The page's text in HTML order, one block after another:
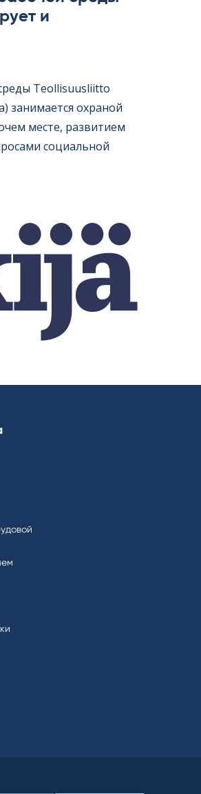
и
Teol­li­suus­liitto
занимается охраной
месте, развитием
социальной